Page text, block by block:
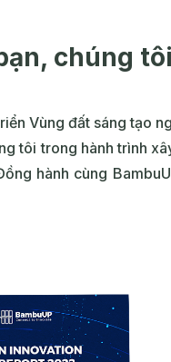
chúng
Vùng đất sáng tạo
tôi trong hành trình
hành cùng